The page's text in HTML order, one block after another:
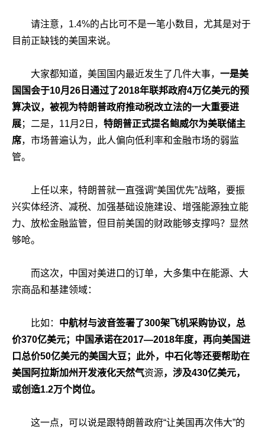
请注意，1.4%的占比可不是一笔小数目，尤其是对于
目前正缺钱的美国来说。
大家都知道，美国国内最近发生了几件大事， 一是美
国国会于10月26日通过了2018年联邦政府4万亿美元的预
算决议，被视为特朗普政府推动税改立法的一大重要进
展；二是，11月2日， 特朗普正式提名鲍威尔为美联储主
席，市场普遍认为，此人偏向低利率和金融市场的弱监
管。
上任以来，特朗普就一直强调“美国优先”战略，要振
兴实体经济、减税、加强基础设施建设、增强能源独立能
力、放松金融监管，但目前美国的财政能够支撑吗？显然
够呛。
而这次，中国对美进口的订单，大多集中在能源、大
宗商品和基建领域：
比如： 中航材与波音签署了300架飞机采购协议，总
价370亿美元；中国承诺在2017―2018年度，再向美国进
口总价50亿美元的美国大豆；此外，中石化等还要帮助在
美国阿拉斯加州开发液化天然气资源，涉及430亿美元，
或创造1.2万个岗位。
这一点，可以说是跟特朗普政府“让美国再次伟大”的